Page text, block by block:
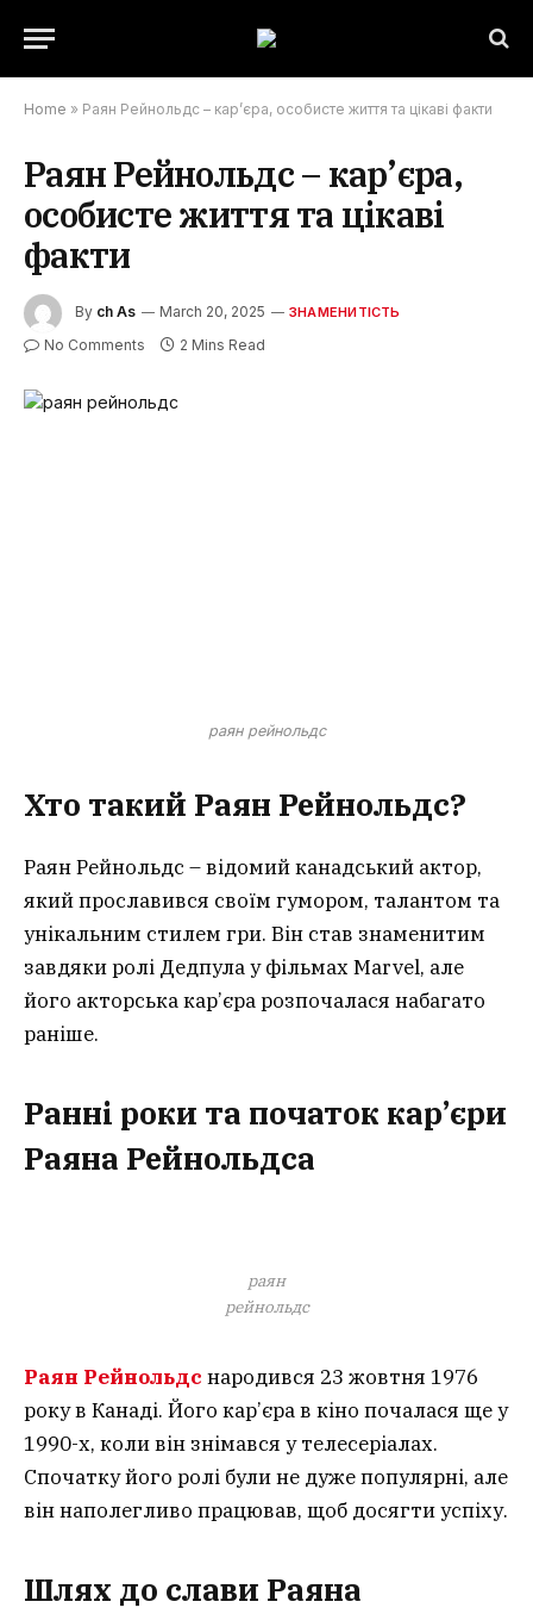
Home » Раян Рейнольдс – кар’єра, особисте життя та цікаві факти
Раян Рейнольдс – кар’єра,
особисте життя та цікаві
факти
By ch As March 20, 2025 ЗНАМЕНИТІСТЬ
No Comments 2 Mins Read
раян рейнольдс
Хто такий Раян Рейнольдс?
Раян Рейнольдс – відомий канадський актор,
який прославився своїм гумором, талантом та
унікальним стилем гри. Він став знаменитим
завдяки ролі Дедпула у фільмах Marvel, але
його акторська кар’єра розпочалася набагато
раніше.
Ранні роки та початок кар’єри
Раяна Рейнольдса
раян
рейнольдс
Раян Рейнольдс народився 23 жовтня 1976
року в Канаді. Його кар’єра в кіно почалася ще у
1990-х, коли він знімався у телесеріалах.
Спочатку його ролі були не дуже популярні, але
він наполегливо працював, щоб досягти успіху.
Шлях до слави Раяна